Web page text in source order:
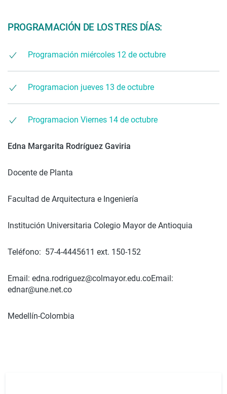
PROGRAMACIÓN DE LOS TRES DÍAS:
Programación miércoles 12 de octubre
Programacion jueves 13 de octubre
Programacion Viernes 14 de octubre
Edna Margarita Rodríguez Gaviria
Docente de Planta
Facultad de Arquitectura e Ingeniería
Institución Universitaria Colegio Mayor de Antioquia
Teléfono: 57-4-4445611 ext. 150-152
Email: edna.rodriguez@colmayor.edu.coEmail:
ednar@une.net.co
Medellín-Colombia